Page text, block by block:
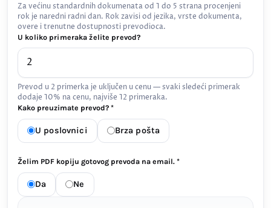
Za većinu standardnih dokumenata od 1 do 5 strana procenjeni
rok je naredni radni dan. Rok zavisi od jezika, vrste dokumenta,
overe i trenutne dostupnosti prevodioca.
U koliko primeraka želite prevod?
Prevod u 2 primerka je uključen u cenu — svaki sledeći primerak
dodaje 10% na cenu, najviše 12 primeraka.
Kako preuzimate prevod? *
U poslovnici Brza pošta
Želim PDF kopiju gotovog prevoda na email. *
Da Ne